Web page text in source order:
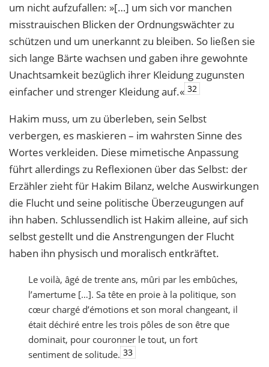
um nicht aufzufallen: »[…] um sich vor manchen
misstrauischen Blicken der Ordnungswächter zu
schützen und um unerkannt zu bleiben. So ließen sie
sich lange Bärte wachsen und gaben ihre gewohnte
Unachtsamkeit bezüglich ihrer Kleidung zugunsten
einfacher und strenger Kleidung auf.« 32
Hakim muss, um zu überleben, sein Selbst
verbergen, es maskieren – im wahrsten Sinne des
Wortes verkleiden. Diese mimetische Anpassung
führt allerdings zu Reflexionen über das Selbst: der
Erzähler zieht für Hakim Bilanz, welche Auswirkungen
die Flucht und seine politische Überzeugungen auf
ihn haben. Schlussendlich ist Hakim alleine, auf sich
selbst gestellt und die Anstrengungen der Flucht
haben ihn physisch und moralisch entkräftet.
Le voilà, âgé de trente ans, mûri par les embûches,
l’amertume […]. Sa tête en proie à la politique, son
cœur chargé d’émotions et son moral changeant, il
était déchiré entre les trois pôles de son être que
dominait, pour couronner le tout, un fort
sentiment de solitude. 33